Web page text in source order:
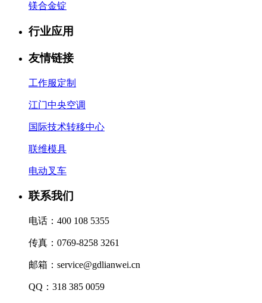
镁合金锭
行业应用
友情链接
工作服定制
江门中央空调
国际技术转移中心
联维模具
电动叉车
联系我们
电话：400 108 5355
传真：0769-8258 3261
邮箱：service@gdlianwei.cn
QQ：318 385 0059